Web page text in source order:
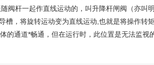
阀杆一起作直线运动的，叫升降杆闸阀（亦叫
槽，将旋转运动变为直线运动,也就是将操作转
的通道*畅通，但在运行时，此位置是无法监视的